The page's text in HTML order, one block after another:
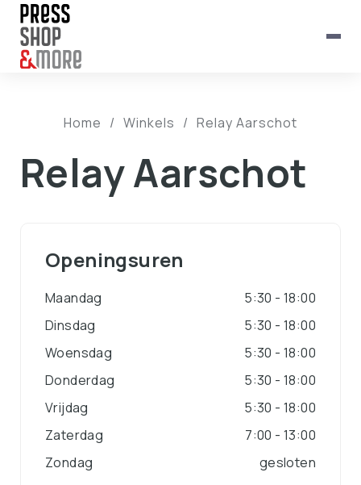
Home / Winkels / Relay Aarschot
Relay Aarschot
Openingsuren
Maandag
5:30 - 18:00
Dinsdag
5:30 - 18:00
Woensdag
5:30 - 18:00
Donderdag
5:30 - 18:00
Vrijdag
5:30 - 18:00
Zaterdag
7:00 - 13:00
Zondag
gesloten